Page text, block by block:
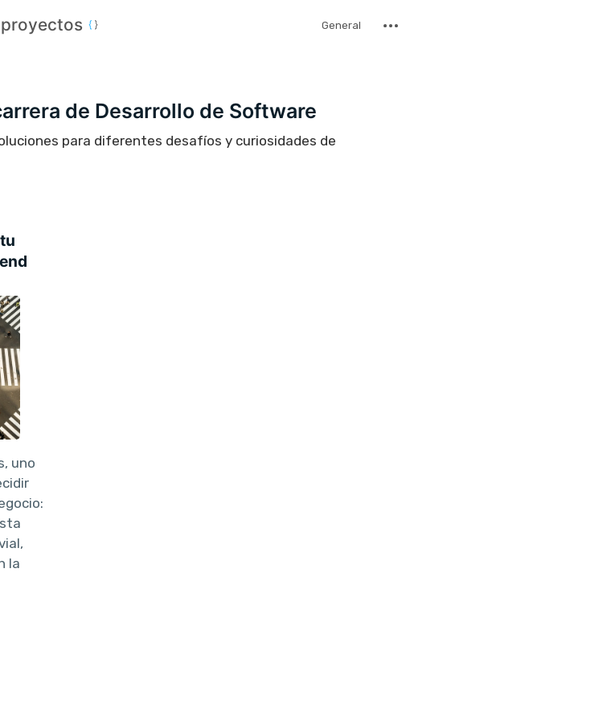
General
de Desarrollo de Software
para diferentes desafíos y curiosidades de
uno
la